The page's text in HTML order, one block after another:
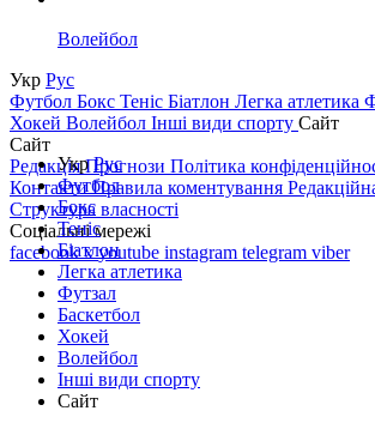
Волейбол
Укр Рус
Футбол Бокс Теніс Біатлон Легка атлетика
Хокей Волейбол Інші види спорту Сайт
Сайт
РедакціяПрогнози Політика
КонтактиПравила коментування
Структура власності
Соціальні мережі
facebookxyoutube instagram telegram viber
УкрРус
Футбол
Бокс
Теніс
Біатлон
Легка атлетика
Футзал
Баскетбол
Хокей
Волейбол
Інші види спорту
Сайт